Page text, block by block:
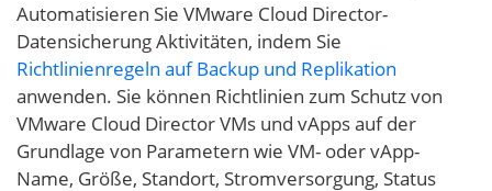
Automatisieren Sie VMware Cloud Director-
Datensicherung Aktivitäten, indem Sie
Richtlinienregeln auf Backup und Replikation
anwenden. Sie können Richtlinien zum Schutz von
VMware Cloud Director VMs und vApps auf der
Grundlage von Parametern wie VM- oder vApp-
Name, Größe, Standort, Stromversorgung, Status